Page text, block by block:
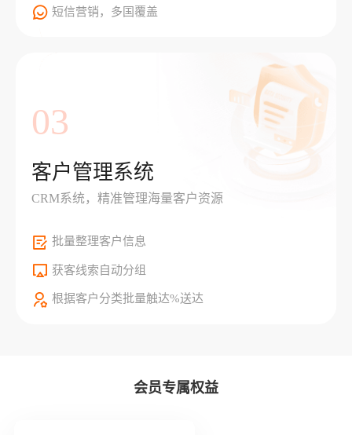
短信营销，多国覆盖
03
客户管理系统
CRM系统，精准管理海量客户资源
批量整理客户信息
获客线索自动分组
根据客户分类批量触达%送达
会员专属权益